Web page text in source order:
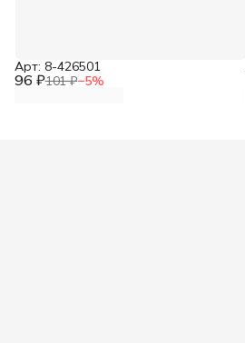
96 ₽101 ₽−5%
Арт: 8-426501